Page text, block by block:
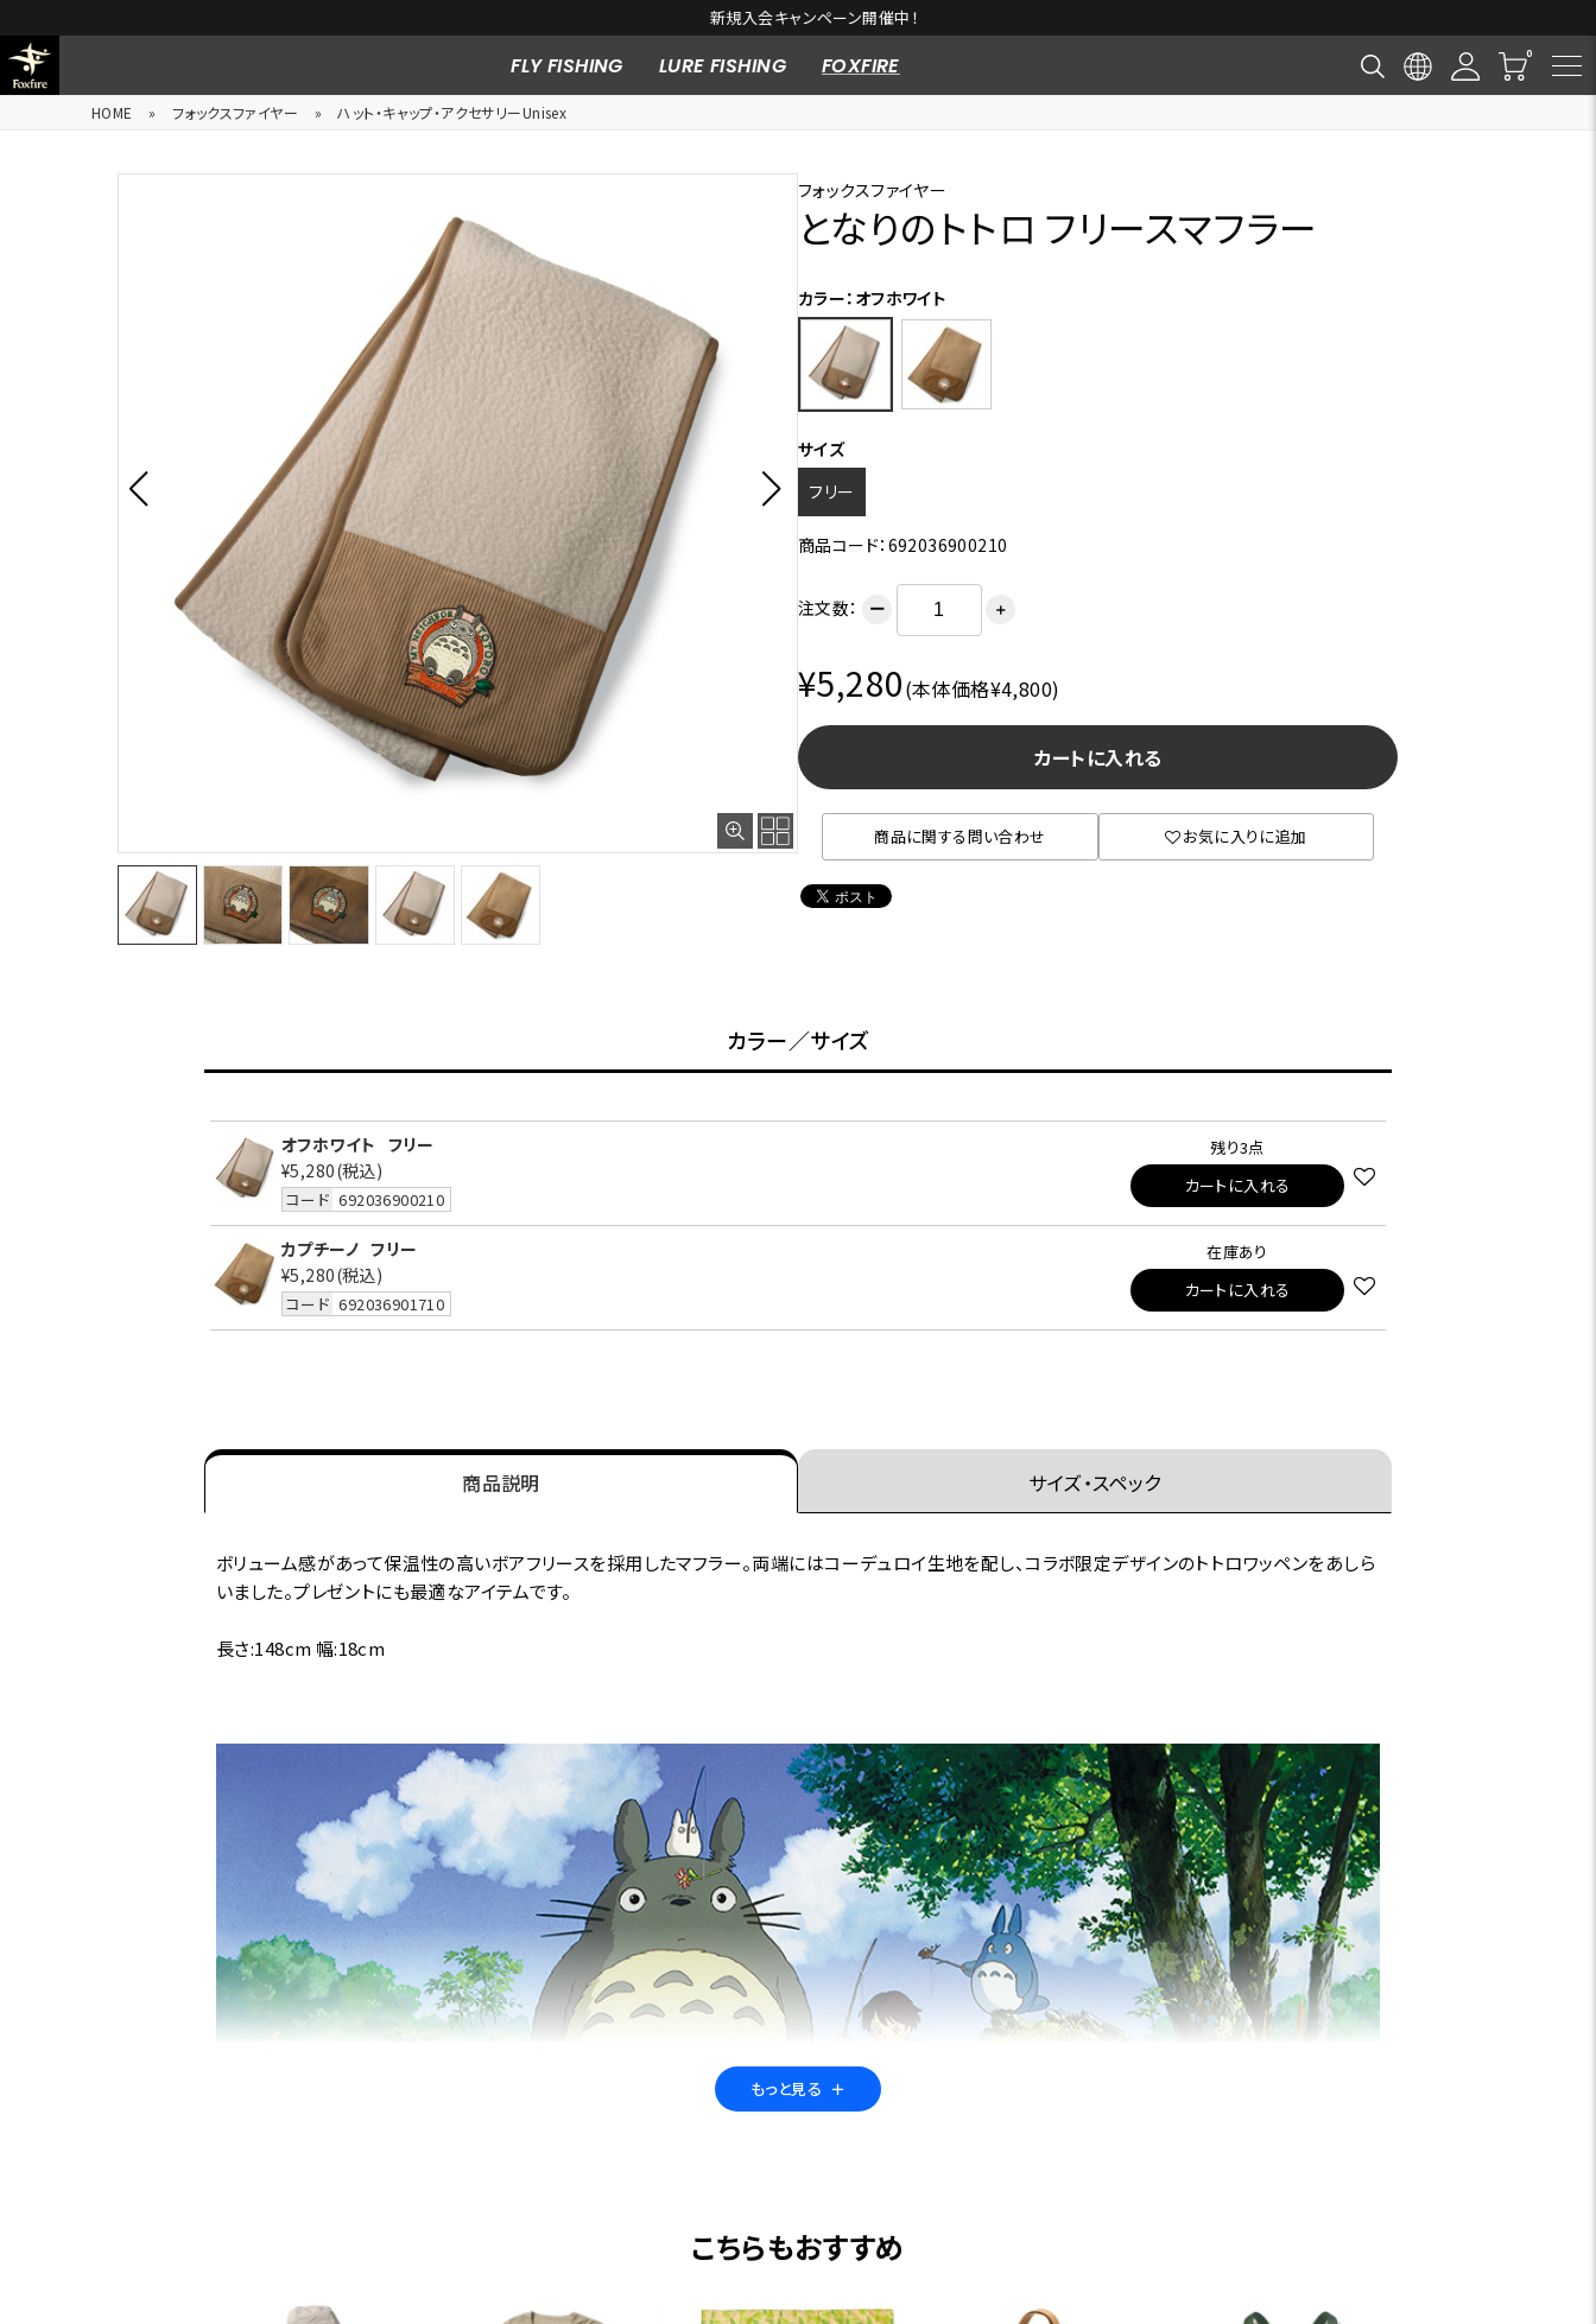
新規入会キャンペーン開催中！
FLY FISHING LURE FISHING FOXFIRE
HOME » フォックスファイヤー » ハット・キャップ・アクセサリーUnisex
フォックスファイヤー
となりのトトロ フリースマフラー
カラー：オフホワイト
サイズ
フリー
商品コード：692036900210
注文数： ー ＋
¥5,280(本体価格¥4,800)
カートに入れる
商品に関する問い合わせ お気に入りに追加
カラー／サイズ
オフホワイト フリー
¥5,280(税込)
コード 692036900210
残り3点
カートに入れる
カプチーノ フリー
¥5,280(税込)
コード 692036901710
在庫あり
カートに入れる
商品説明 サイズ・スペック
ボリューム感があって保温性の高いボアフリースを採用したマフラー。両端にはコーデュロイ生地を配し、コラボ限定デザインのトトロワッペンをあしら
いました。プレゼントにも最適なアイテムです。
長さ:148cm 幅:18cm
もっと見る ＋
こちらもおすすめ